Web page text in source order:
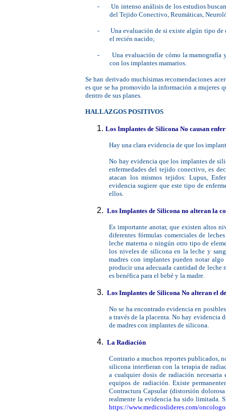
-
Un intenso análisis de los estudios
del Tejido Conectivo, Reumáticas,
-
Una evaluación de si existe algún tipo
el recién nacido;
-
Una evaluación de cómo la mamografía
con los implantes mamarios.
Se han derivado muchísimas recomendaciones
es que se ha promovido la información a mujeres
dentro de sus planes.
HALLAZGOS POSITIVOS
Los Implantes de Silicona No causan
Hay una clara evidencia de que los
No hay evidencia que los implantes de
enfermedades del tejido conectivo, es
atacan los mismos tejidos: Lupus,
evidencia sugiere que este tipo de
ellos.
Los Implantes de Silicona no alteran la
Es importante anotar, que existen altos
diferentes fórmulas comerciales de
leche materna o ningún otro tipo de
los niveles de silicona en la leche y
madres con implantes pueden notar
producir una adecuada cantidad de leche
es benéfica para el bebé y la madre.
Los Implantes de Silicona No alteran el
No se ha encontrado evidencia en
a través de la placenta. No hay evidencia
de madres con implantes de silicona.
La Radiación
Contrario a muchos reportes publicados,
silicona interfieran con la terapia de
a cualquier dosis de radiación
equipos de radiación. Existe
Contractura Capsular (distorsión
realmente la evidencia ha sido limitada.
https://www.medicoslideres.com/